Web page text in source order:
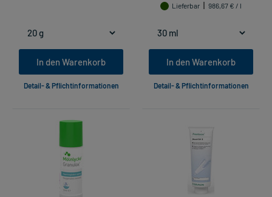
In den Warenkorb
Detail- & Pflichtinformationen
Lieferbar
986,67 € / l
In den Warenkorb
Detail- & Pflichtinformationen